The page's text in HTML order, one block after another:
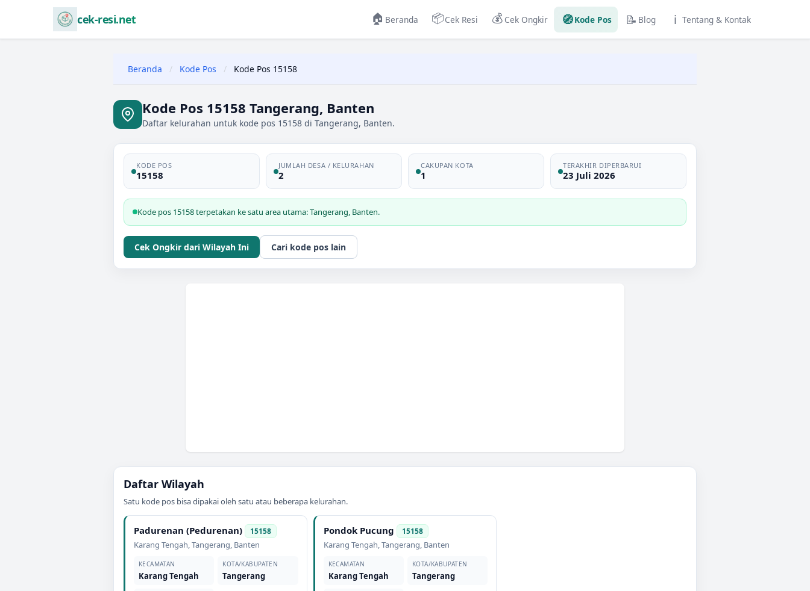
cek-resi.net 🏠 Beranda 📦Cek Resi 💰 Cek Ongkir 🧭Kode Pos 📝 Blog ℹ️ Tentang & Kontak
Beranda / Kode Pos / Kode Pos 15158
Kode Pos 15158 Tangerang, Banten
Daftar kelurahan untuk kode pos 15158 di Tangerang, Banten.
KODE POS
15158
JUMLAH DESA / KELURAHAN
2
CAKUPAN KOTA
1
TERAKHIR DIPERBARUI
23 Juli 2026
Kode pos 15158 terpetakan ke satu area utama: Tangerang, Banten.
Cek Ongkir dari Wilayah Ini Cari kode pos lain
Daftar Wilayah
Satu kode pos bisa dipakai oleh satu atau beberapa kelurahan.
Padurenan (Pedurenan) 15158
Karang Tengah,Tangerang, Banten
KECAMATAN
Karang Tengah
KOTA/KABUPATEN
Tangerang
Pondok Pucung 15158
Karang Tengah,Tangerang, Banten
KECAMATAN
Karang Tengah
KOTA/KABUPATEN
Tangerang